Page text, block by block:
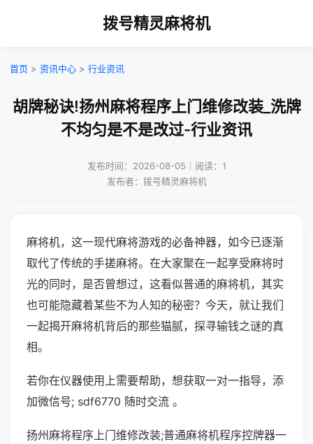
拨号精灵麻将机
首页 > 资讯中心 > 行业资讯
胡牌秘诀!扬州麻将程序上门维修改装_洗牌
不均匀是不是改过-行业资讯
发布时间：2026-08-05｜阅读：1
发布者：拨号精灵麻将机
麻将机，这一现代麻将游戏的必备神器，如今已逐渐
取代了传统的手搓麻将。在大家聚在一起享受麻将时
光的同时，是否曾想过，这看似普通的麻将机，其实
也可能隐藏着某些不为人知的秘密？今天，就让我们
一起揭开麻将机背后的那些猫腻，探寻输钱之谜的真
相。
若你在仪器使用上需要帮助，想获取一对一指导，添
加微信号; sdf6770 随时交流 。
扬州麻将程序上门维修改装;普通麻将机程序控牌器一